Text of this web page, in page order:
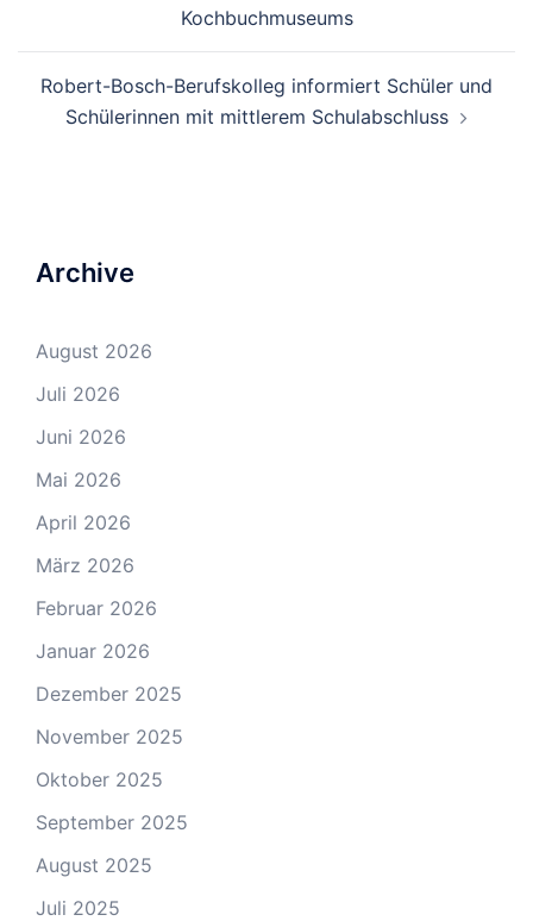
Kochbuchmuseums
Robert-Bosch-Berufskolleg informiert Schüler und
Schülerinnen mit mittlerem Schulabschluss
Archive
August 2026
Juli 2026
Juni 2026
Mai 2026
April 2026
März 2026
Februar 2026
Januar 2026
Dezember 2025
November 2025
Oktober 2025
September 2025
August 2025
Juli 2025